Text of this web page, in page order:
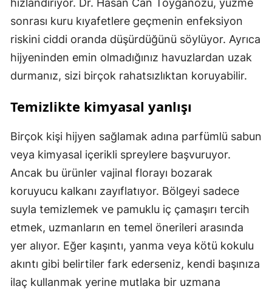
hızlandırıyor. Dr. Hasan Can Toyganözü, yüzme
sonrası kuru kıyafetlere geçmenin enfeksiyon
riskini ciddi oranda düşürdüğünü söylüyor. Ayrıca
hijyeninden emin olmadığınız havuzlardan uzak
durmanız, sizi birçok rahatsızlıktan koruyabilir.
Temizlikte kimyasal yanlışı
Birçok kişi hijyen sağlamak adına parfümlü sabun
veya kimyasal içerikli spreylere başvuruyor.
Ancak bu ürünler vajinal florayı bozarak
koruyucu kalkanı zayıflatıyor. Bölgeyi sadece
suyla temizlemek ve pamuklu iç çamaşırı tercih
etmek, uzmanların en temel önerileri arasında
yer alıyor. Eğer kaşıntı, yanma veya kötü kokulu
akıntı gibi belirtiler fark ederseniz, kendi başınıza
ilaç kullanmak yerine mutlaka bir uzmana